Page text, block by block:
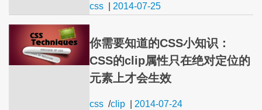
css 2014-07-25
你需要知道的CSS小知识：
CSS的clip属性只在绝对定位的
元素上才会生效
css /clip 2014-07-24